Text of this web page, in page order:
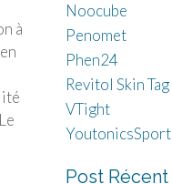
à
Noocube
Penomet
Phen24
Revitol Skin Tag
VTight
YoutonicsSport
Post Récent